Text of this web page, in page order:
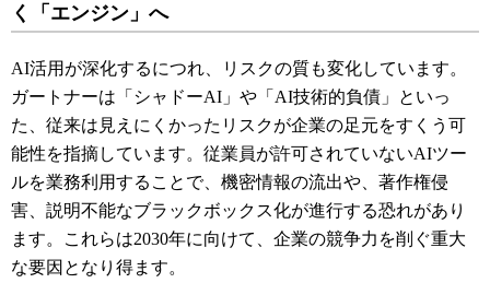
く「エンジン」へ
AI活用が深化するにつれ、リスクの質も変化しています。
ガートナーは「シャドーAI」や「AI技術的負債」といっ
た、従来は見えにくかったリスクが企業の足元をすくう可
能性を指摘しています。従業員が許可されていないAIツー
ルを業務利用することで、機密情報の流出や、著作権侵
害、説明不能なブラックボックス化が進行する恐れがあり
ます。これらは2030年に向けて、企業の競争力を削ぐ重大
な要因となり得ます。